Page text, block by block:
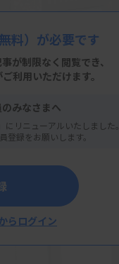
無料）が必要です
が制限なく閲覧でき、
利用いただけます。
みなさまへ
にリニューアルいたしました。
登録をお願いします。
らログイン